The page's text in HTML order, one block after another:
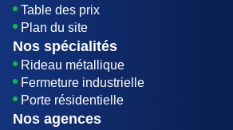
Table des prix
Plan du site
Nos spécialités
Rideau métallique
Fermeture industrielle
Porte résidentielle
Nos agences